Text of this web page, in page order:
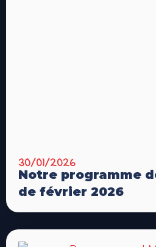
30/01/2026
Notre programme
de février 2026